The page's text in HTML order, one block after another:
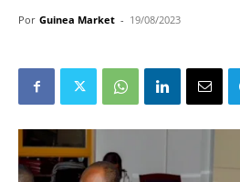
Por Guinea Market - 19/08/2023